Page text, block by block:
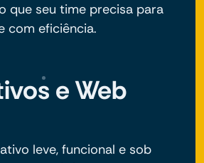
que seu time precisa para
com eficiência.
e Web
leve, funcional e sob